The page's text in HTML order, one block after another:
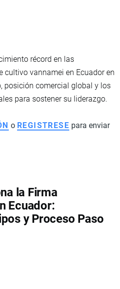
récord en las
cultivo vannamei en Ecuador en
posición comercial global y los
para sostener su liderazgo.
o REGISTRESE para enviar
la Firma
Ecuador:
y Proceso Paso